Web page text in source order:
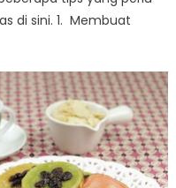
di sini. 1. Membuat